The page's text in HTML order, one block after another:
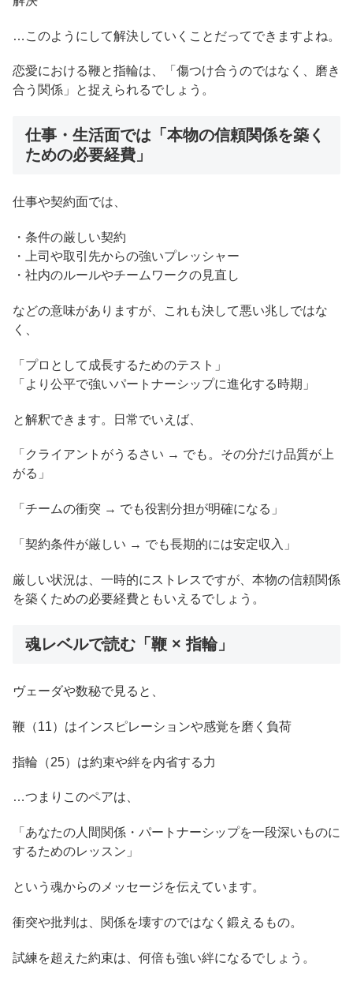
…このようにして解決していくことだってできますよね。
恋愛における鞭と指輪は、「傷つけ合うのではなく、磨き
合う関係」と捉えられるでしょう。
仕事・生活面では「本物の信頼関係を築く
ための必要経費」
仕事や契約面では、
・条件の厳しい契約
・上司や取引先からの強いプレッシャー
・社内のルールやチームワークの見直し
などの意味がありますが、これも決して悪い兆しではな
く、
「プロとして成長するためのテスト」
「より公平で強いパートナーシップに進化する時期」
と解釈できます。日常でいえば、
「クライアントがうるさい → でも。その分だけ品質が上
がる」
「チームの衝突 → でも役割分担が明確になる」
「契約条件が厳しい → でも長期的には安定収入」
厳しい状況は、一時的にストレスですが、本物の信頼関係
を築くための必要経費ともいえるでしょう。
魂レベルで読む「鞭 × 指輪」
ヴェーダや数秘で見ると、
鞭（11）はインスピレーションや感覚を磨く負荷
指輪（25）は約束や絆を内省する力
…つまりこのペアは、
「あなたの人間関係・パートナーシップを一段深いものに
するためのレッスン」
という魂からのメッセージを伝えています。
衝突や批判は、関係を壊すのではなく鍛えるもの。
試練を超えた約束は、何倍も強い絆になるでしょう。